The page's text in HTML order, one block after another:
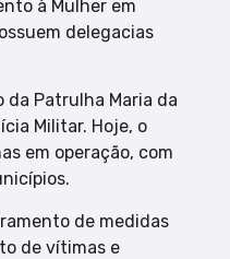
à Mulher em
delegacias
Patrulha Maria da
Militar. Hoje, o
em operação, com
de medidas
de vítimas e